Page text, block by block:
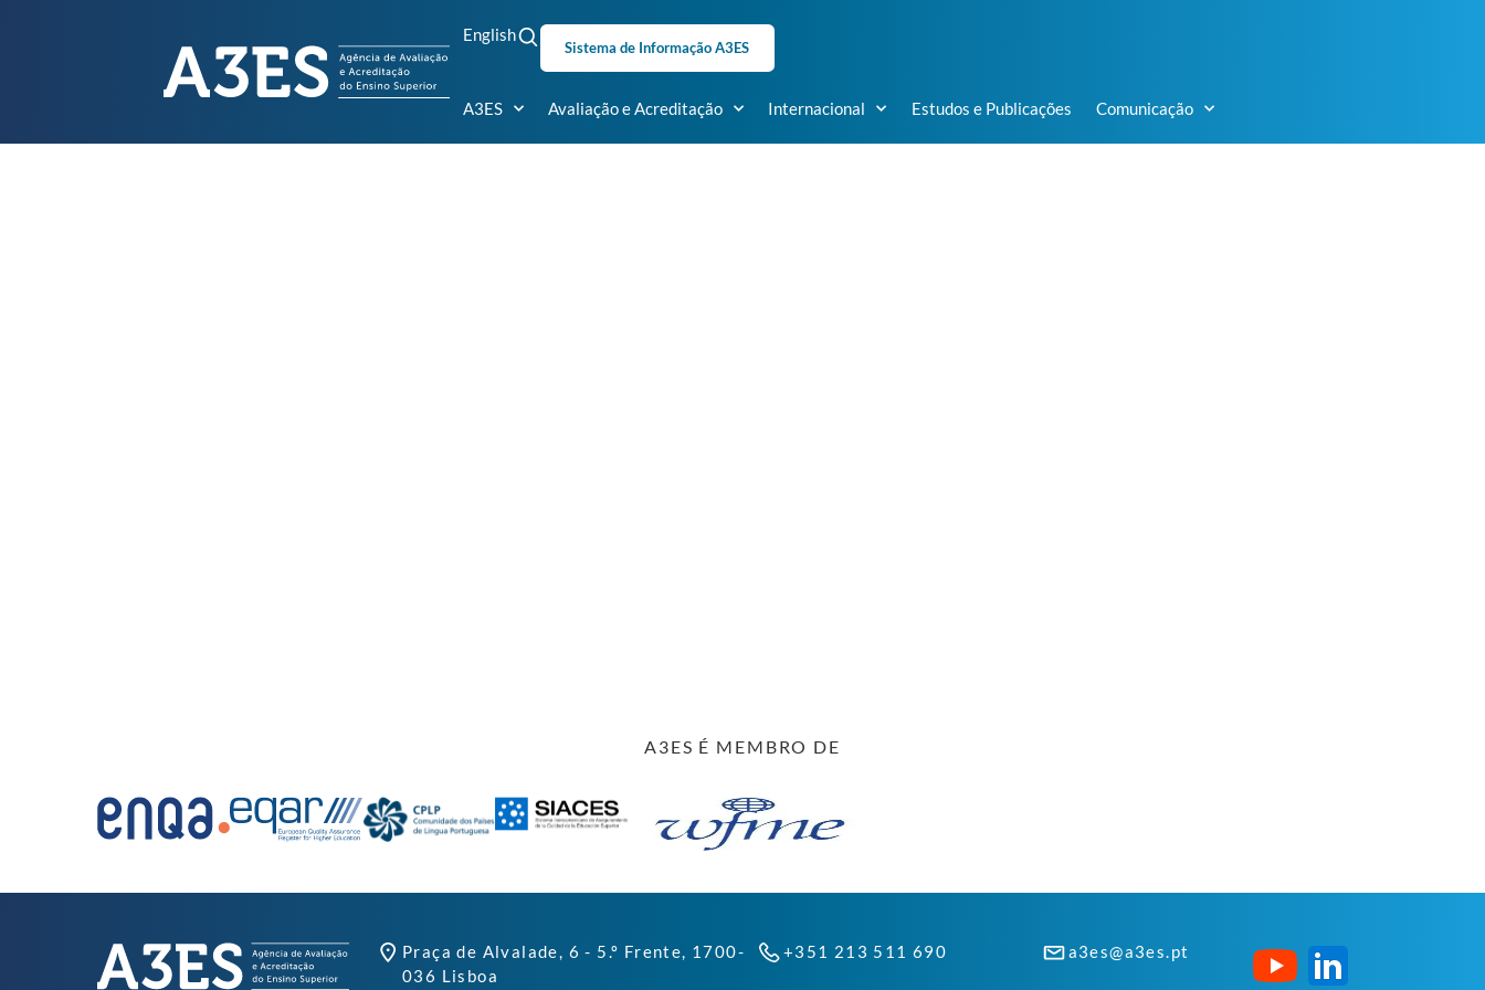
English
Sistema de Informação A3ES
A3ES Avaliação e Acreditação Internacional Estudos e Publicações Comunicação
A3ES É MEMBRO DE
Praça de Alvalade, 6 - 5.º Frente, 1700-
036 Lisboa
+351 213 511 690 a3es@a3es.pt